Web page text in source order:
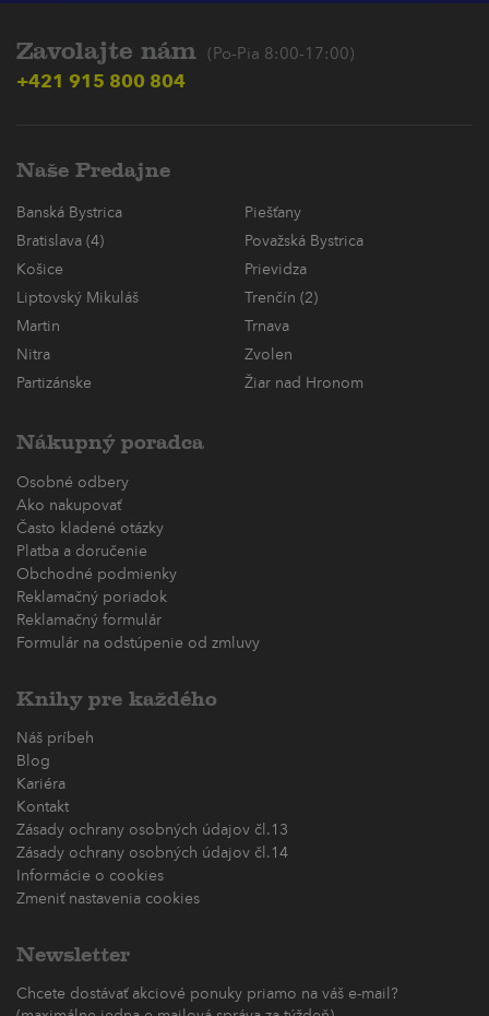
Zavolajte nám (Po-Pia 8:00-17:00)
+421 915 800 804
Naše Predajne
Banská Bystrica
Piešťany
Bratislava (4)
Považská Bystrica
Košice
Prievidza
Liptovský Mikuláš
Trenčín (2)
Martin
Trnava
Nitra
Zvolen
Partizánske
Žiar nad Hronom
Nákupný poradca
Osobné odbery
Ako nakupovať
Často kladené otázky
Platba a doručenie
Obchodné podmienky
Reklamačný poriadok
Reklamačný formulár
Formulár na odstúpenie od zmluvy
Knihy pre každého
Náš príbeh
Blog
Kariéra
Kontakt
Zásady ochrany osobných údajov čl.13
Zásady ochrany osobných údajov čl.14
Informácie o cookies
Zmeniť nastavenia cookies
Newsletter
Chcete dostávať akciové ponuky priamo na váš e-mail?